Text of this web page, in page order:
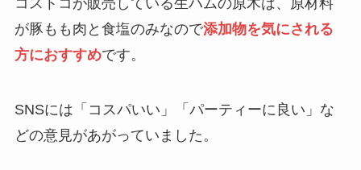
コストコが販売している生ハムの原木は、原材料
が豚もも肉と食塩のみなので添加物を気にされる
方におすすめです。
SNSには「コスパいい」「パーティーに良い」な
どの意見があがっていました。